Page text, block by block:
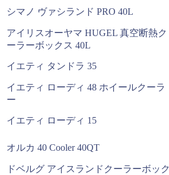
シマノ ヴァシランド PRO 40L
アイリスオーヤマ HUGEL 真空断熱ク
ーラーボックス 40L
イエティ タンドラ 35
イエティ ローディ 48 ホイールクーラ
ー
イエティ ローディ 15
オルカ 40 Cooler 40QT
ドベルグ アイスランドクーラーボック